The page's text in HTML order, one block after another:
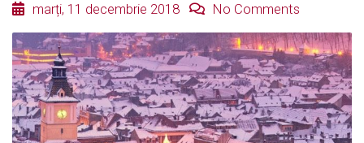
marți, 11 decembrie 2018 No Comments